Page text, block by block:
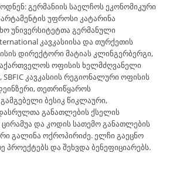
გერმანიის საელჩოს ეკონომიკური
უფროსი კატარინა
უნივერსიტეტთა გერმანული
კავკასიისა და თურქეთის
დირექტორი მატიას კლინგერბერგი,
ოფისის ხელმძღვანელი
კავკასიის რეგიონალური ოფისის
თეთრიწყაროს
ბესიკ წიკლაური,
განათლების ქსელის
და კოდის სათემო განათლების
გალინა ოქროპირიძე. ელჩი გაეცნო
პროექტებს და შეხვდა ბენეფიციარებს.